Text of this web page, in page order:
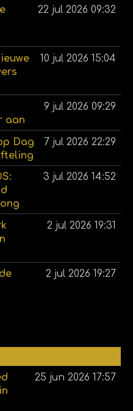
22 jul 2026 09:32
10 jul 2026 15:04
aan
9 jul 2026 09:29
Dag
7 jul 2026 22:29
3 jul 2026 14:52
2 jul 2026 19:31
2 jul 2026 19:27
25 jun 2026 17:57